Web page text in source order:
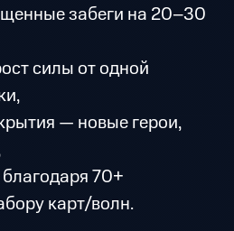
забеги на 20–30
силы от одной
— новые герои,
70+
карт/волн.